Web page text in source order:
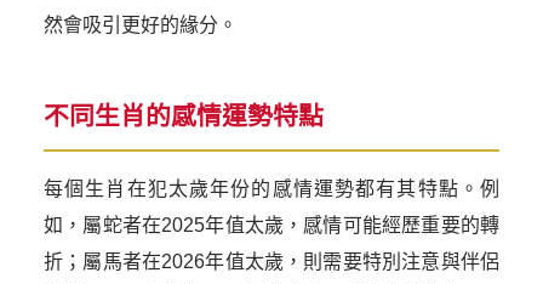
然會吸引更好的緣分。
不同生肖的感情運勢特點
每個生肖在犯太歲年份的感情運勢都有其特點。例
如，屬蛇者在2025年值太歲，感情可能經歷重要的轉
折；屬馬者在2026年值太歲，則需要特別注意與伴侶